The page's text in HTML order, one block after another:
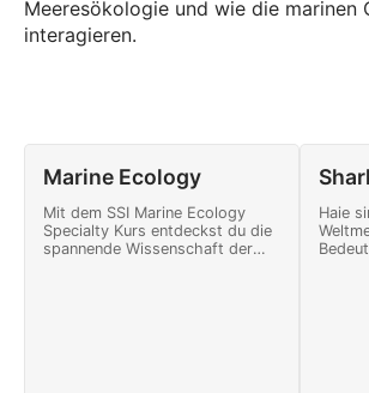
Meeresökologie und wie die marinen
interagieren.
Marine Ecology
Mit dem SSI Marine Ecology
Specialty Kurs entdeckst du die
spannende Wissenschaft der
Haie